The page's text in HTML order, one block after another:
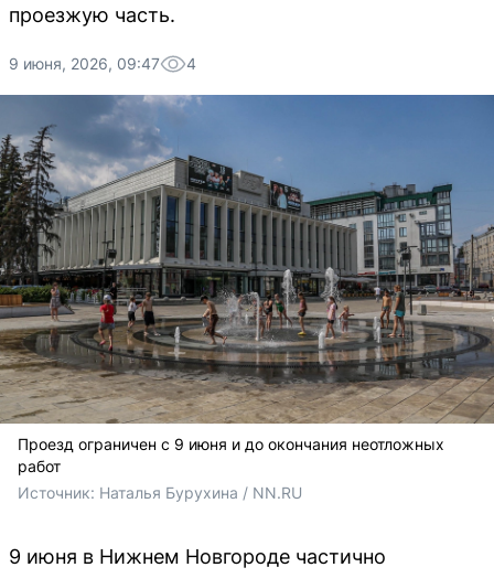
проезжую часть.
9 июня, 2026, 09:47 4
Проезд ограничен с 9 июня и до окончания неотложных
работ
Источник: Наталья Бурухина / NN.RU
9 июня в Нижнем Новгороде частично